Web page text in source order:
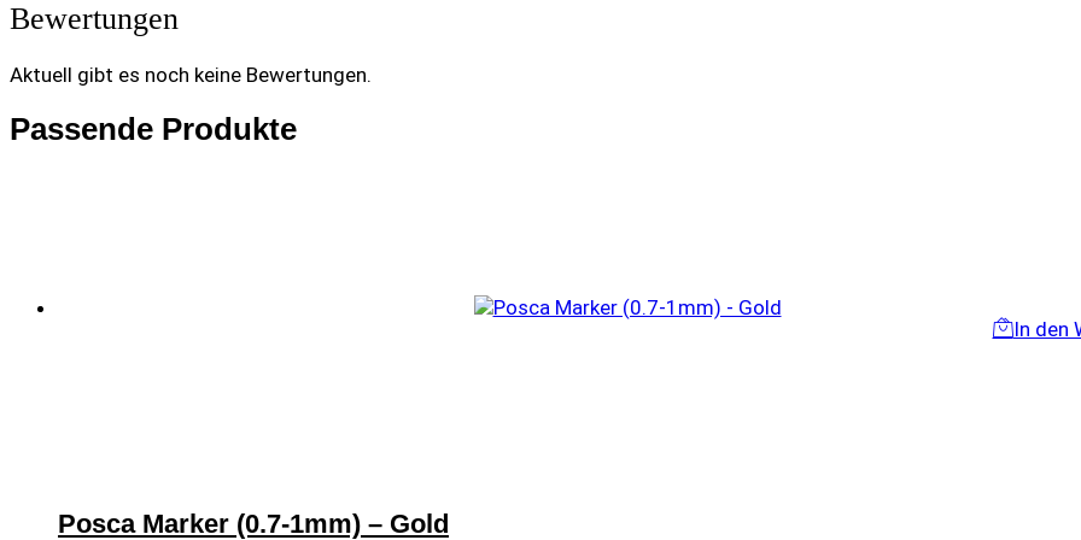
Bewertungen
Aktuell gibt es noch keine Bewertungen.
Passende Produkte
In den
Posca Marker (0.7-1mm) – Gold